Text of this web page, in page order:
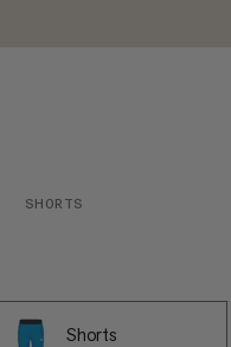
SHORTS
Shorts